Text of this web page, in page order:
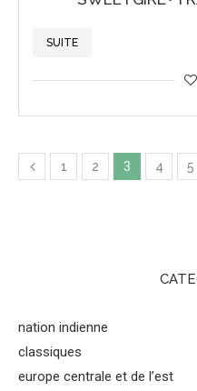
SUITE
1 2 3 4 5
nation indienne
classiques
europe centrale et de l’est